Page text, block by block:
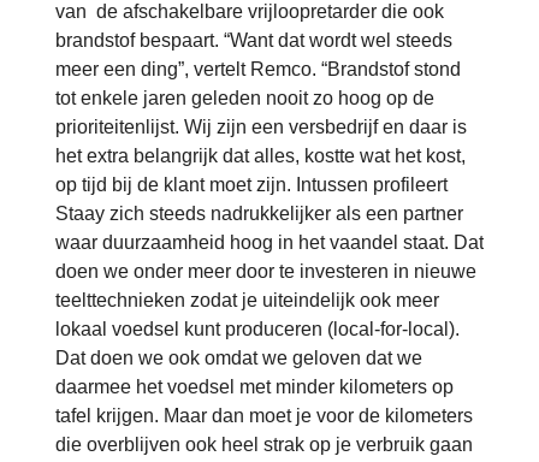
van de afschakelbare vrijloopretarder die ook
brandstof bespaart. “Want dat wordt wel steeds
meer een ding”, vertelt Remco. “Brandstof stond
tot enkele jaren geleden nooit zo hoog op de
prioriteitenlijst. Wij zijn een versbedrijf en daar is
het extra belangrijk dat alles, kostte wat het kost,
op tijd bij de klant moet zijn. Intussen profileert
Staay zich steeds nadrukkelijker als een partner
waar duurzaamheid hoog in het vaandel staat. Dat
doen we onder meer door te investeren in nieuwe
teelttechnieken zodat je uiteindelijk ook meer
lokaal voedsel kunt produceren (local-for-local).
Dat doen we ook omdat we geloven dat we
daarmee het voedsel met minder kilometers op
tafel krijgen. Maar dan moet je voor de kilometers
die overblijven ook heel strak op je verbruik gaan